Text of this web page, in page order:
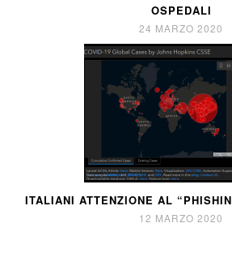
OSPEDALI
24 MARZO 2020
ITALIANI ATTENZIONE AL
12 MARZO 2020